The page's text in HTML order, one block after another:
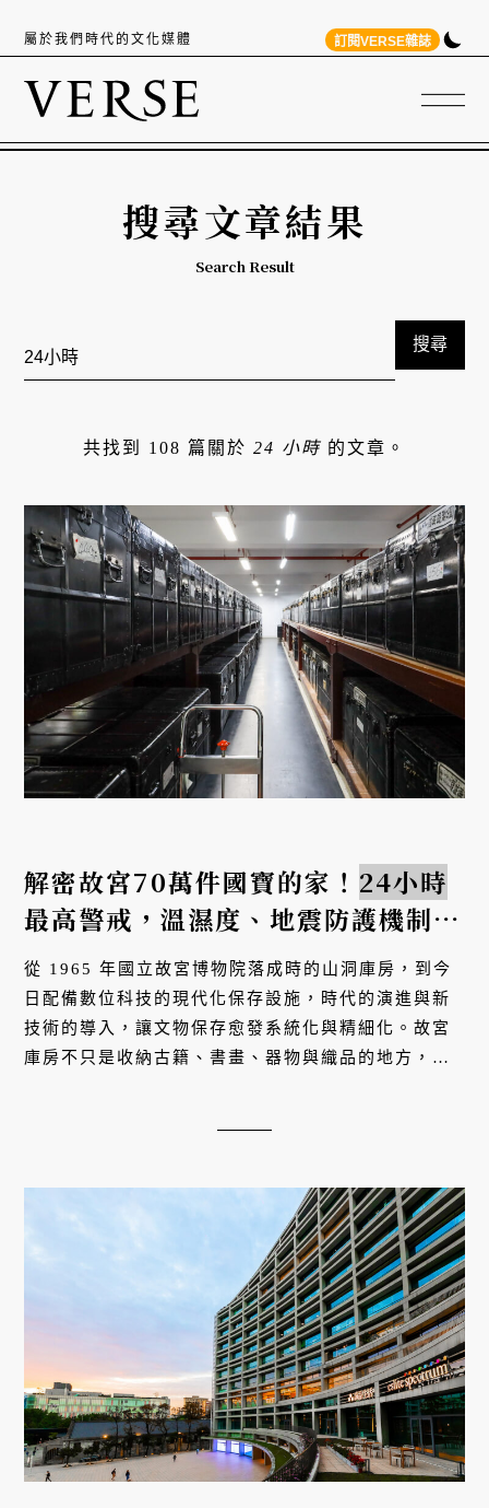
屬於我們時代的文化媒體 訂閱VERSE雜誌
搜尋文章結果
Search Result
搜尋
共找到 108 篇關於 24 小時 的文章。
解密故宮70萬件國寶的家！ 24小時
最高警戒，溫濕度、地震防護機制大
公開
從 1965 年國立故宮博物院落成時的山洞庫房，到今
日配備數位科技的現代化保存設施，時代的演進與新
技術的導入，讓文物保存愈發系統化與精細化。故宮
庫房不只是收納古籍、書畫、器物與織品的地方，更